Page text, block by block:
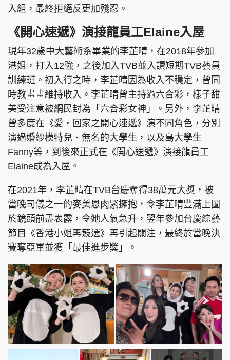
入組，最終拒絕反更加殘忍。
《開心速遞》演接龍員工Elaine入屋
現年32歲中大藝術系畢業的李芷晴，在2018年參加
港姐，打入12強，之後加入TVB並入讀短期TVB藝員
訓練班。初入行之時，李芷晴因為收入不穩定，曾同
時教畫畫維持收入。李芷晴曾主持過六合彩，樣子甜
美受注意被網民封為「六合彩女神」。另外，李芷晴
曾多度在《愛‧回家之開心速遞》演不同角色，分別
演過婚紗模特兒、無名的大學生，以及島大學生
Fanny等，到後來正式在《開心速遞》演接龍員工
Elaine成為入屋。
在2021年，李芷晴在TVB台慶奪得38萬元大獎，被
當晚司儀之一的麥美恩肉緊擁抱，令李芷晴豐滿上圖
於鏡頭前盡表露，令她人氣急升，翌年參加台慶綜藝
節目《香港小姐再競選》再引起關注，最終於當晚決
賽奪亞軍並獲「最佳進步獎」。